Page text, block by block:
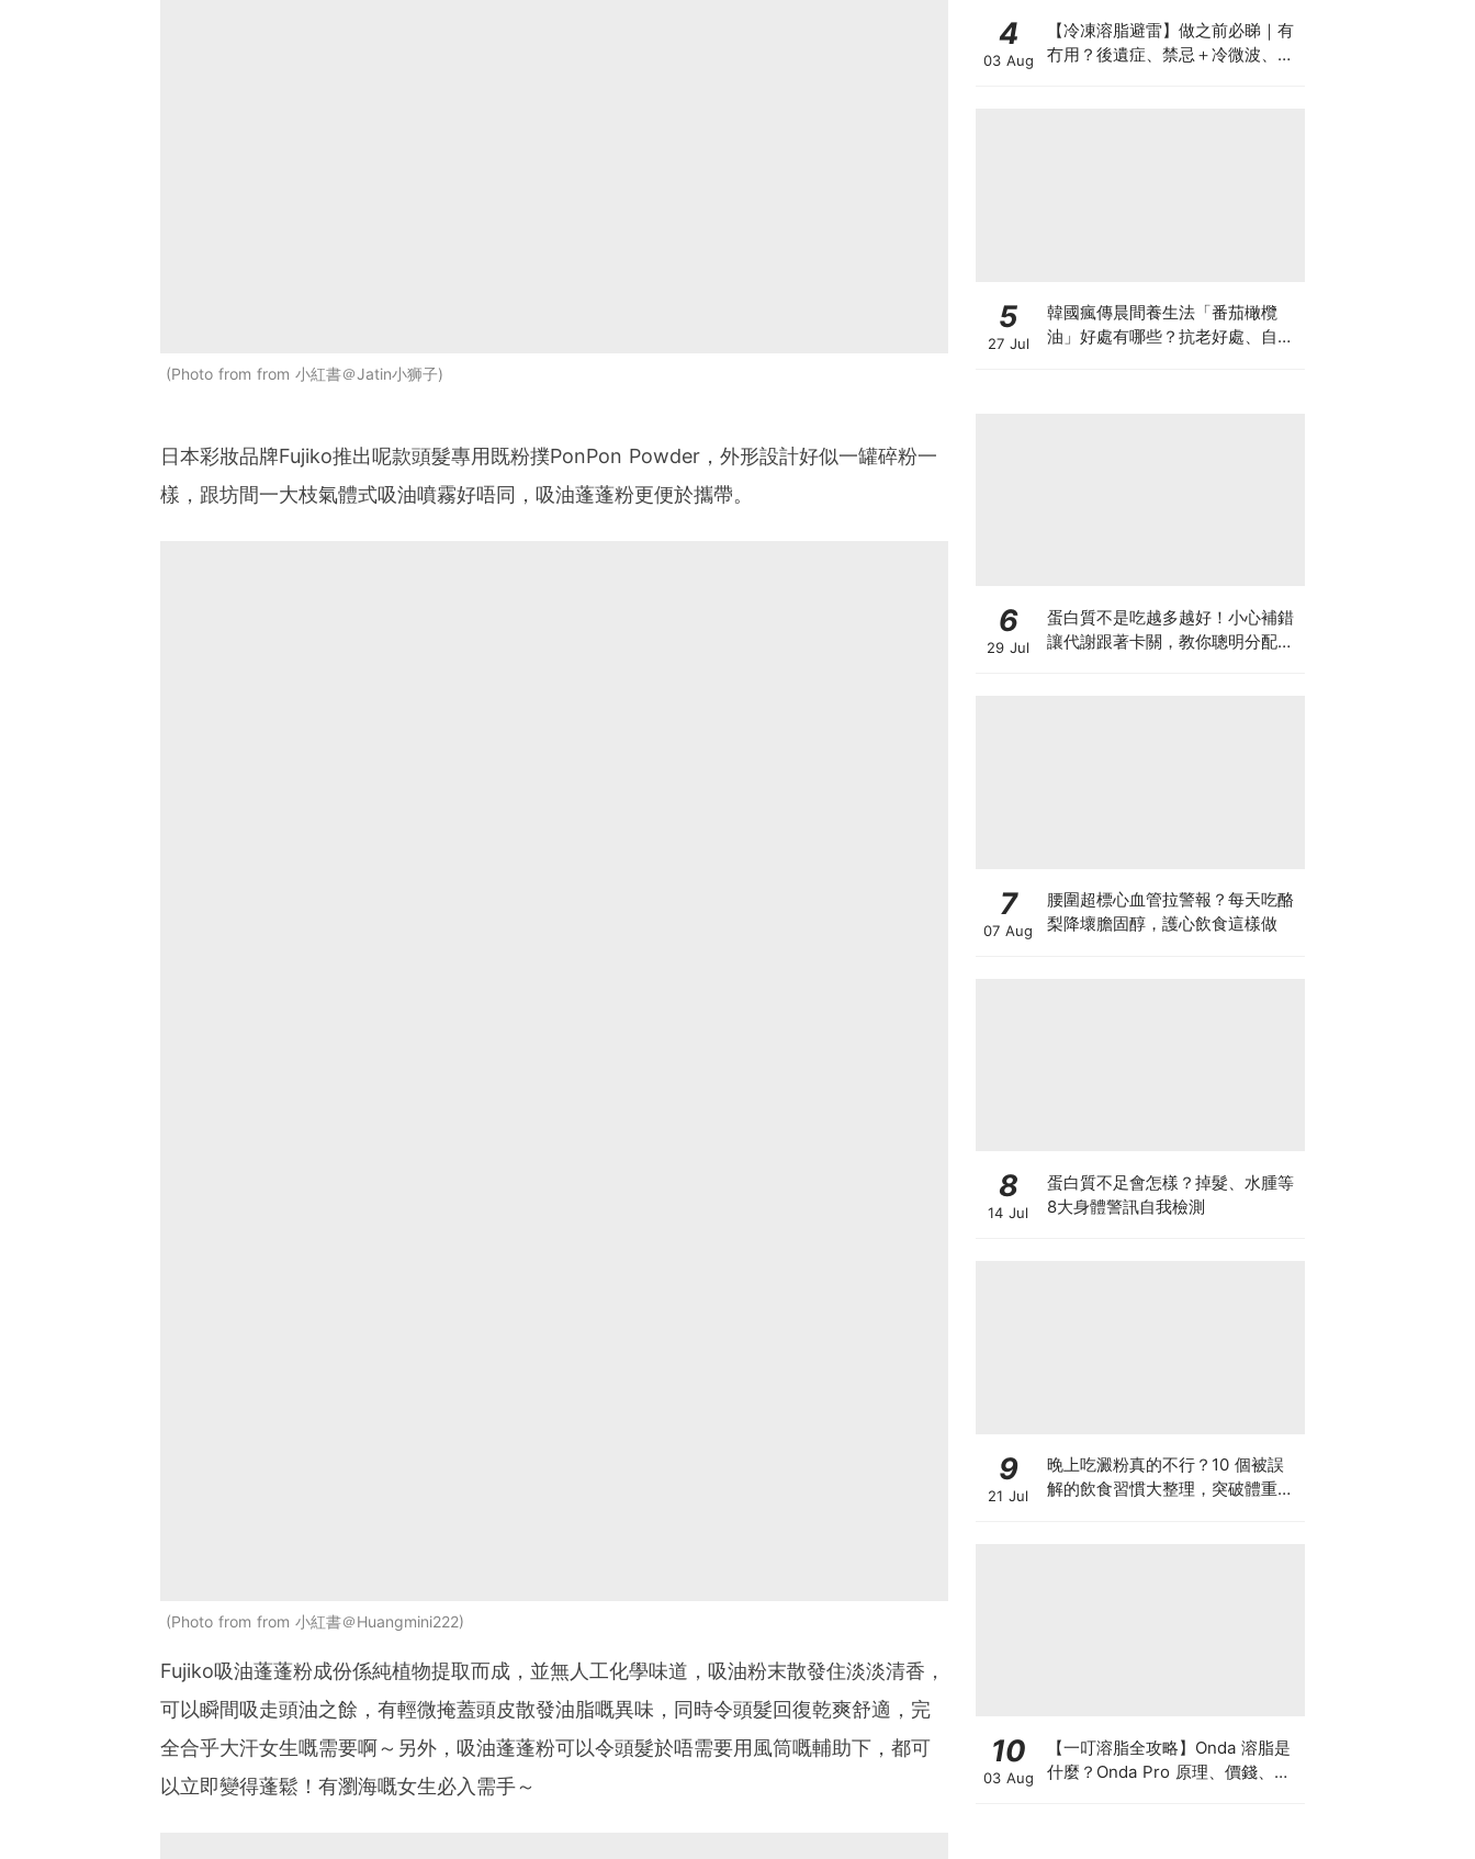
Photo from from 小紅書＠Jatin小狮子
日本彩妝品牌Fujiko推出呢款頭髮專用既粉撲PonPon Powder，外形設計好似一罐碎粉一
樣，跟坊間一大枝氣體式吸油噴霧好唔同，吸油蓬蓬粉更便於攜帶。
Photo from from 小紅書＠Huangmini222
Fujiko吸油蓬蓬粉成份係純植物提取而成，並無人工化學味道，吸油粉末散發住淡淡清香，
可以瞬間吸走頭油之餘，有輕微掩蓋頭皮散發油脂嘅異味，同時令頭髮回復乾爽舒適，完
全合乎大汗女生嘅需要啊～另外，吸油蓬蓬粉可以令頭髮於唔需要用風筒嘅輔助下，都可
以立即變得蓬鬆！有瀏海嘅女生必入需手～
4
03 Aug
【冷凍溶脂避雷】做之前必睇｜有
冇用？後遺症、禁忌＋冷微波、雙
5
27 Jul
韓國瘋傳晨間養生法「番茄橄欖
油」好處有哪些？抗老好處、自製
6
29 Jul
蛋白質不是吃越多越好！小心補錯
讓代謝跟著卡關，教你聰明分配三
7
07 Aug
腰圍超標心血管拉警報？每天吃酪
梨降壞膽固醇，護心飲食這樣做
8
14 Jul
蛋白質不足會怎樣？掉髮、水腫等
8大身體警訊自我檢測
9
21 Jul
晚上吃澱粉真的不行？10 個被誤
解的飲食習慣大整理，突破體重停
10
03 Aug
【一叮溶脂全攻略】Onda 溶脂是
什麼？Onda Pro 原理、價錢、次